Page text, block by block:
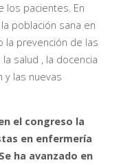
los pacientes. En
población sana en
la prevención de las
salud , la docencia
y las nuevas
el congreso la
en enfermería
ha avanzado en